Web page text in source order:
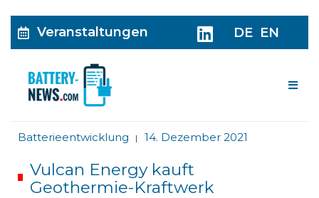
Veranstaltungen DE EN
Batterieentwicklung | 14. Dezember 2021
Vulcan Energy kauft
Geothermie-Kraftwerk